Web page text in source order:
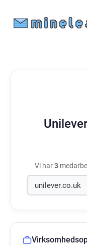
Unilever
Vi har3